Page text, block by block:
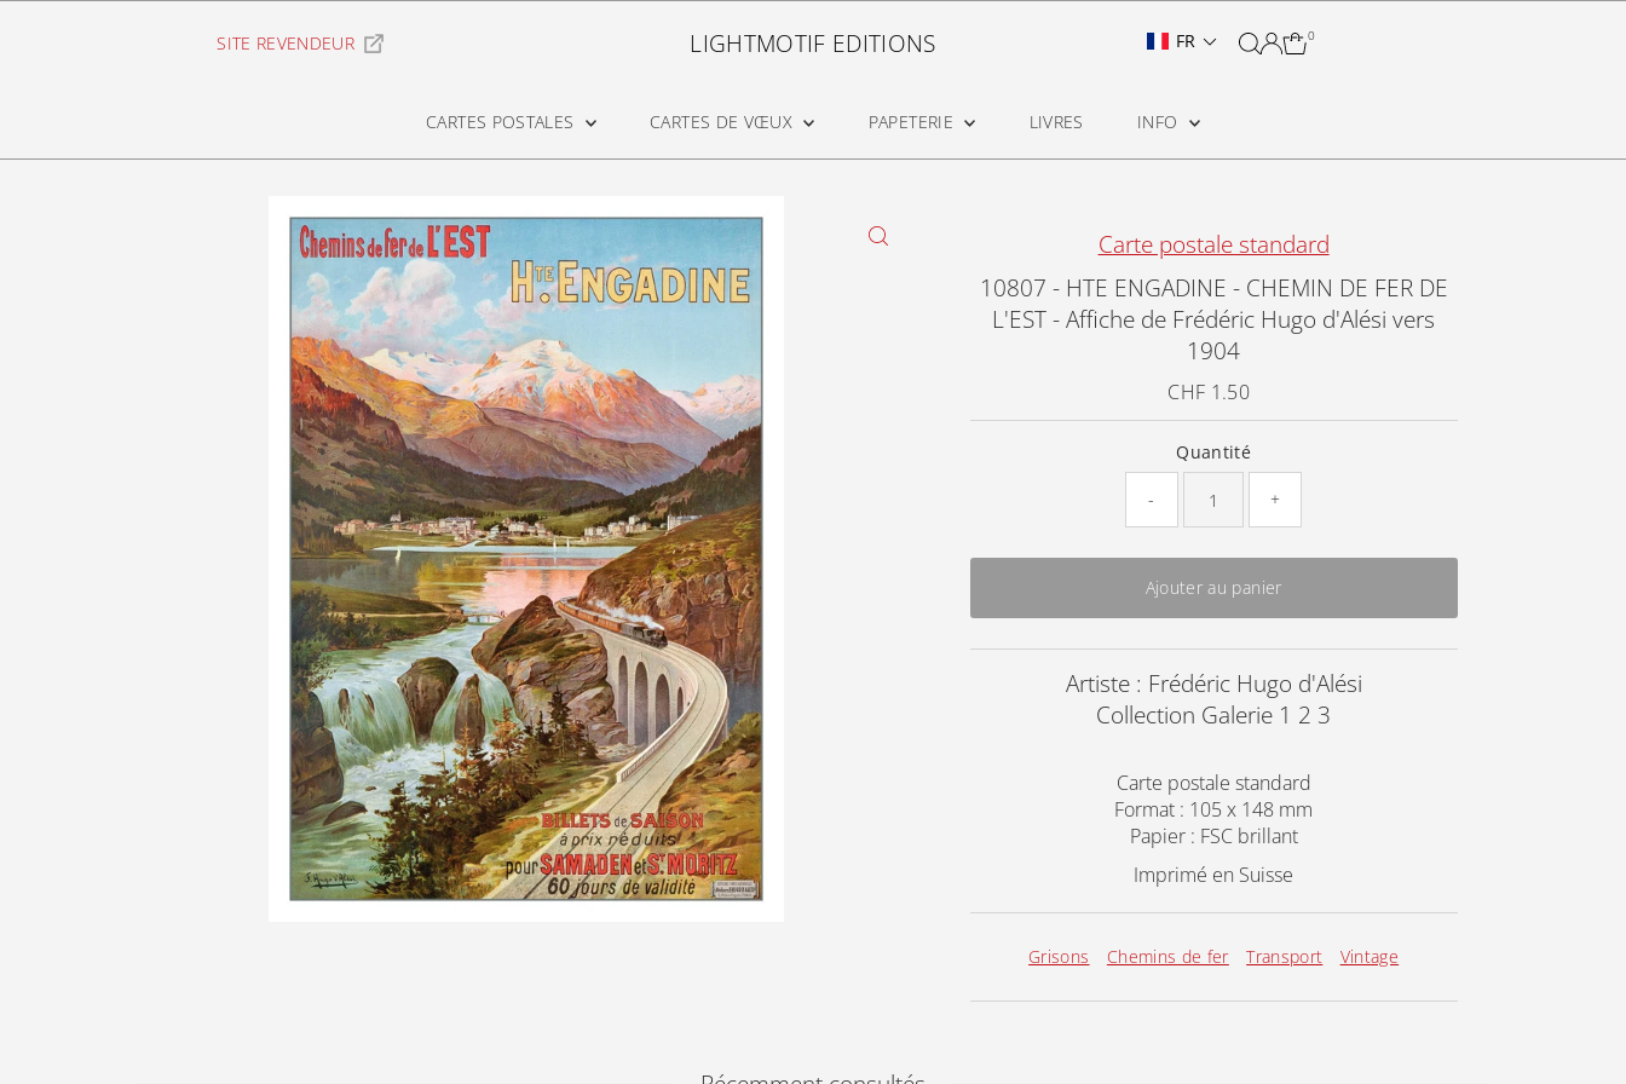
SITE REVENDEUR LIGHTMOTIF EDITIONS FR 0
CARTES POSTALES CARTES DE VŒUX PAPETERIE LIVRES INFO
Carte postale standard
10807 - HTE ENGADINE - CHEMIN DE FER DE
L'EST - Affiche de Frédéric Hugo d'Alési vers
1904
Prix
ordinaire
CHF 1.50
Quantité
- +
Ajouter au panier
Artiste : Frédéric Hugo d'Alési
Collection Galerie 1 2 3
Carte postale standard
Format : 105 x 148 mm
Papier : FSC brillant
Imprimé en Suisse
Grisons Chemins de fer Transport Vintage